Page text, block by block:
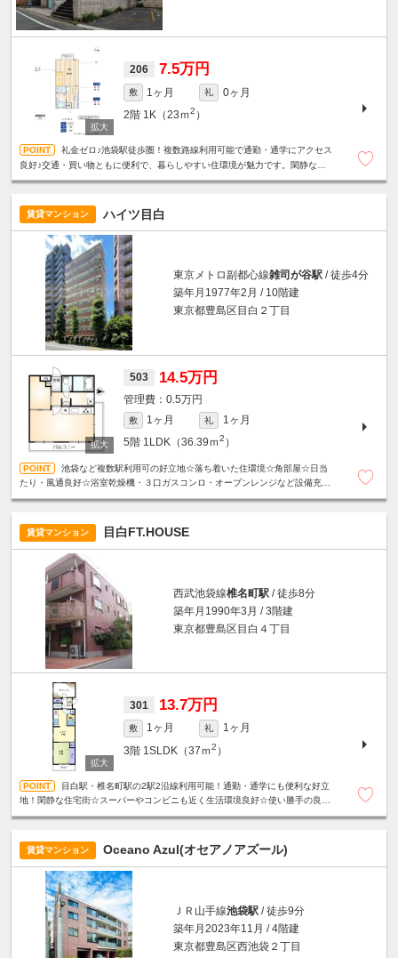
206 7.5万円
敷 1ヶ月 礼
0ヶ月
2階 1K（23ｍ2 ）
礼金ゼロ♪池袋駅徒歩圏！複数路線利用可能で通勤・通学にアクセス
良好♪交通・買い物ともに便利で、暮らしやすい住環境が魅力です。閑静な住
賃貸マンション ハイツ目白
東京メトロ副都心線雑司が谷駅 / 徒歩4分
築年月1977年2月 / 10階建
東京都豊島区目白２丁目
503 14.5万円
0.5万円
敷 1ヶ月 礼
1ヶ月
5階 1LDK（36.39ｍ2 ）
池袋など複数駅利用可の好立地☆落ち着いた住環境☆角部屋☆日当
たり・風通良好☆浴室乾燥機・３口ガスコンロ・オーブンレンジなど設備充実
賃貸マンション 目白FT.HOUSE
西武池袋線椎名町駅 / 徒歩8分
築年月1990年3月 / 3階建
東京都豊島区目白４丁目
301 13.7万円
敷 1ヶ月 礼
1ヶ月
3階 1SLDK（37ｍ2 ）
目白駅・椎名町駅の2駅2沿線利用可能！通勤・通学にも便利な好立
地！閑静な住宅街☆スーパーやコンビニも近く生活環境良好☆使い勝手の良い
賃貸マンション Oceano Azul(オセアノアズール)
ＪＲ山手線池袋駅 / 徒歩9分
築年月2023年11月 / 4階建
東京都豊島区西池袋２丁目